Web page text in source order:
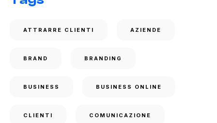
ATTRARRE CLIENTI AZIENDE
BRAND BRANDING
BUSINESS BUSINESS ONLINE
CLIENTI COMUNICAZIONE